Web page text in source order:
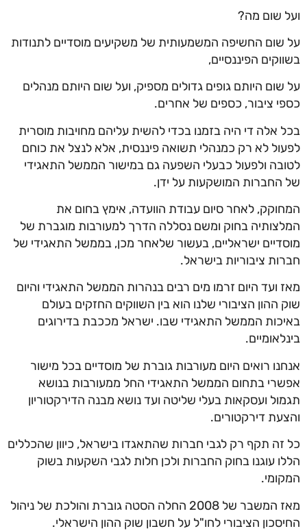
ועל שום מה?
על שום החשיפה המשמעותית של משקיעים מוסדיים לתנודות
בשווקים הפיננסיים,
על שום היותם גופים גדולים מספיק, ועל שום היותם מנהלים
כספי ציבור, כספים של אחרים.
בכל אלה די היה בזמנו בכדי להשית עליהם מחויבות מוסרית
לפעול לא רק כמנהלי תשואה פיננסית, אלא לנצל את כוחם
לטובה ולפעול כבעלי השפעה גם במישור הממשל התאגידי
של החברות המושקעות על ידן.
המחוקק, לאחר סיום עבודת הוועדה, אימץ בחום את
המלצותיה בחוק ומשם נסללה הדרך למעורבות מוגברת של
מוסדיים ישראליים, בעשור שלאחר מכן, בממשל התאגידי של
חברות ציבוריות בישראל.
מאז ועד היום זרמו מים רבים בנהרות הממשל התאגידי והיום
שוק ההון הציבורי שלנו הוא בין השווקים החזקים בעולם
באיכות הממשל התאגידי שבו. ישראל מככבת בדירוגים
בינלאומיים.
אנחנו רואים היום מעורבות גוברת של מוסדיים בכל מישור
אפשרי בתחום הממשל התאגידי החל ממעורבות בנושא
תגמול ועסקאות בעלי שליטה ועד נושא מבנה הדירקטוריון
והצעת דירקטורים.
כל זה תקף רק לגבי חברות שהתאגדו בישראל, כיוון שהכללים
הללו עוגנו בחוק החברות ולכן חלות לגבי השקעות בשוק
המקומי.
מאז המשבר של 2008 החלה הסטה גוברת והולכת של ניהול
החיסכון הציבורי לחו"ל על חשבון שוק ההון הישראלי.